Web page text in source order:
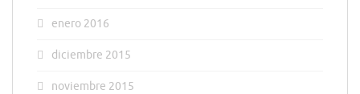
enero 2016
diciembre 2015
noviembre 2015